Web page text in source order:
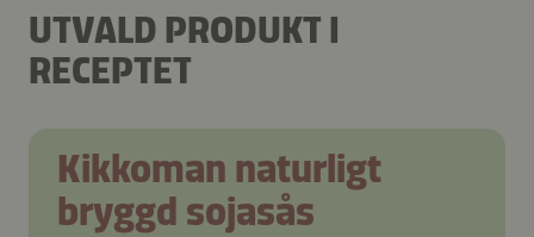
UTVALD PRODUKT I
RECEPTET
Kikkoman naturligt
bryggd sojasås